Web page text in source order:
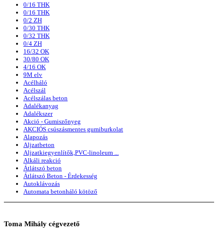
0/16 THK
0/16 THK
0/2 ZH
0/30 THK
0/32 THK
0/4 ZH
16/32 OK
30/80 OK
4/16 OK
9M elv
Acélháló
Acélszál
Acélszálas beton
Adalékanyag
Adalékszer
Akció - Gumiszőnyeg
AKCIÓS csúszásmentes gumiburkolat
Alapozás
Aljzatbeton
Aljzatkiegyenlítők,PVC-linoleum ...
Alkáli reakció
Átlátszó beton
Átlátszó Beton - Érdekesség
Autoklávozás
Automata betonháló kötöző
Toma Mihály cégvezető